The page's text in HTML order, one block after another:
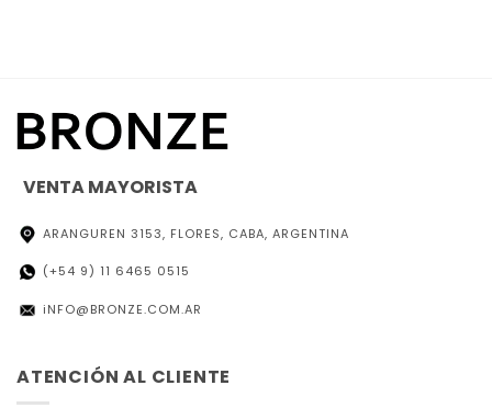
VENTA MAYORISTA
ARANGUREN 3153, FLORES, CABA, ARGENTINA
(+54 9) 11 6465 0515
iNFO@BRONZE.COM.AR
ATENCIÓN AL CLIENTE